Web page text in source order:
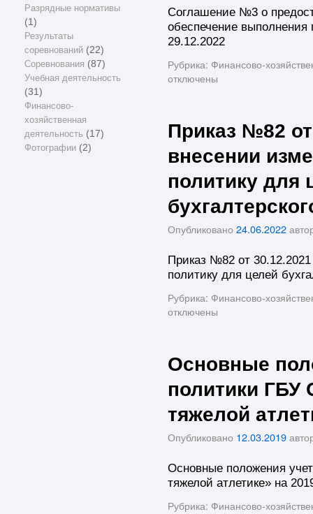
Разрядные нормативы
(1)
Результаты
соревнований(22)
Соревнования (87)
Учебная деятельность
(31)
Финансово-
хозяйственная
деятельность (17)
Фотографии(2)
Соглашение №3 о
обеспечение выполнения
29.12.2022
Рубрика: Финансово-
отключены
Приказ №82
внесении
политику для
Опубликовано 24.06.2022
Приказ №82 от
политику для целей
Рубрика: Финансово-
отключены
Основные
политики
тяжелой
Опубликовано 12.03.2019
Основные положения
тяжелой атлетике» на
Рубрика: Финансово-